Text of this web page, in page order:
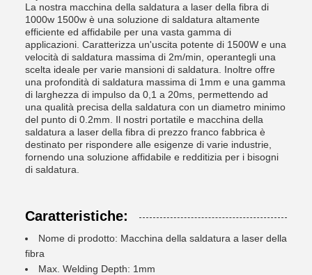
La nostra macchina della saldatura a laser della fibra di
1000w 1500w è una soluzione di saldatura altamente
efficiente ed affidabile per una vasta gamma di
applicazioni. Caratterizza un'uscita potente di 1500W e una
velocità di saldatura massima di 2m/min, operantegli una
scelta ideale per varie mansioni di saldatura. Inoltre offre
una profondità di saldatura massima di 1mm e una gamma
di larghezza di impulso da 0,1 a 20ms, permettendo ad
una qualità precisa della saldatura con un diametro minimo
del punto di 0.2mm. Il nostri portatile e macchina della
saldatura a laser della fibra di prezzo franco fabbrica è
destinato per rispondere alle esigenze di varie industrie,
fornendo una soluzione affidabile e redditizia per i bisogni
di saldatura.
Caratteristiche:
Nome di prodotto: Macchina della saldatura a laser della
fibra
Max. Welding Depth: 1mm